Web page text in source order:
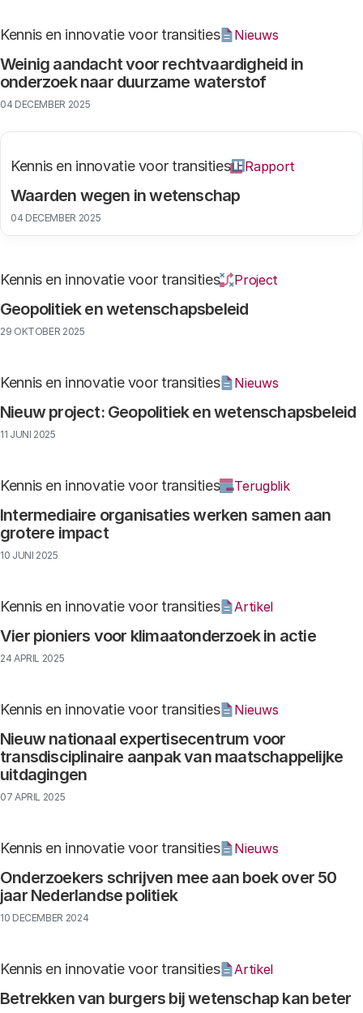
Weinig aandacht voor rechtvaardigheid in
onderzoek naar duurzame waterstof
Kennis en innovatie voor transities Nieuws
04 DECEMBER 2025
Waarden wegen in wetenschap
Kennis en innovatie voor transities Rapport
04 DECEMBER 2025
Geopolitiek en wetenschapsbeleid
Kennis en innovatie voor transities Project
29 OKTOBER 2025
Nieuw project: Geopolitiek en wetenschapsbeleid
Kennis en innovatie voor transities Nieuws
11 JUNI 2025
Intermediaire organisaties werken samen aan
grotere impact
Kennis en innovatie voor transities Terugblik
10 JUNI 2025
Vier pioniers voor klimaatonderzoek in actie
Kennis en innovatie voor transities Artikel
24 APRIL 2025
Nieuw nationaal expertisecentrum voor
transdisciplinaire aanpak van maatschappelijke
uitdagingen
Kennis en innovatie voor transities Nieuws
07 APRIL 2025
Onderzoekers schrijven mee aan boek over 50
jaar Nederlandse politiek
Kennis en innovatie voor transities Nieuws
10 DECEMBER 2024
Betrekken van burgers bij wetenschap kan beter
Kennis en innovatie voor transities Artikel